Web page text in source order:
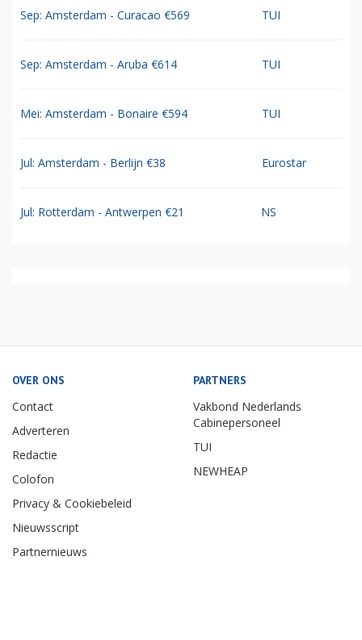
Sep: Amsterdam - Curacao €569 TUI
Sep: Amsterdam - Aruba €614 TUI
Mei: Amsterdam - Bonaire €594 TUI
Jul: Amsterdam - Berlijn €38 Eurostar
Jul: Rotterdam - Antwerpen €21 NS
OVER ONS
Contact
Adverteren
Redactie
Colofon
Privacy & Cookiebeleid
Nieuwsscript
Partnernieuws
PARTNERS
Vakbond Nederlands
Cabinepersoneel
TUI
NEWHEAP